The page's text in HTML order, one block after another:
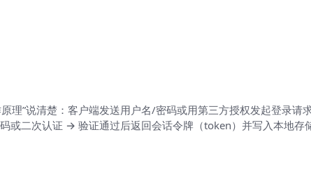
理”说清楚：客户端发送用户名/密码或用第三方授权发起登录
或二次认证 → 验证通过后返回会话令牌（token）并写入本地